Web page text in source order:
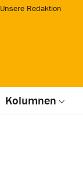
Unsere Redaktion
Kolumnen